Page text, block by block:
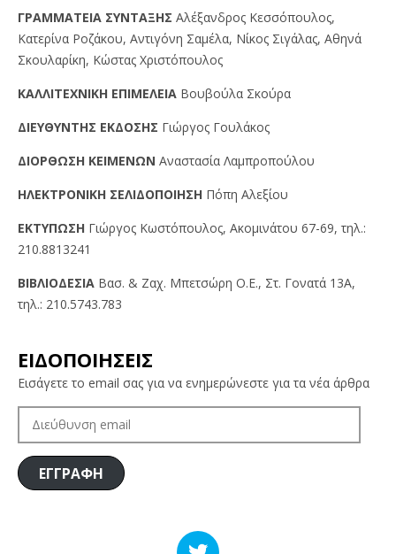
ΓPAMMATEIA ΣYNTAΞHΣ Αλέξανδρος Κεσσόπουλος,
Κατερίνα Ροζάκου, Αντιγόνη Σαμέλα, Νίκος Σιγάλας, Αθηνά
Σκουλαρίκη, Κώστας Χριστόπουλος
KAΛΛITEXNIKH EΠIMEΛEIA Βουβούλα Σκούρα
ΔIEYΘYNTHΣ EKΔOΣHΣ Γιώργος Γουλάκος
ΔIOPΘΩΣH KEIMENΩN Αναστασία Λαμπροπούλου
HΛEKTPONIKH ΣEΛIΔOΠOIHΣH Πόπη Αλεξίου
EKTYΠΩΣH Γιώργος Kωστόπουλος, Aκομινάτου 67-69, τηλ.:
210.8813241
BIBΛIOΔEΣIA Βασ. & Ζαχ. Μπετσώρη O.Ε., Στ. Γονατά 13A,
τηλ.: 210.5743.783
ΕΙΔΟΠΟΙΗΣΕΙΣ
Εισάγετε το email σας για να ενημερώνεστε για τα νέα άρθρα
ΔΙΕΎΘΥΝΣΗ
ΕΓΓΡΑΦΗ